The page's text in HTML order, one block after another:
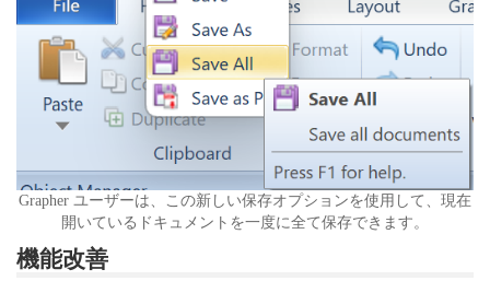
Grapher ユーザーは、この新しい保存オプションを使用して、現在
開いているドキュメントを一度に全て保存できます。
機能改善